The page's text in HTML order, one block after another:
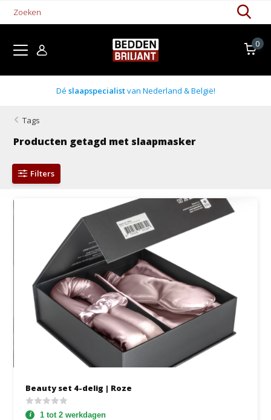
0
Déslaapspecialistvan Nederland & België!
Tags
Producten getagd met slaapmasker
Filters
Beauty set 4-delig | Roze
1 tot 2 werkdagen